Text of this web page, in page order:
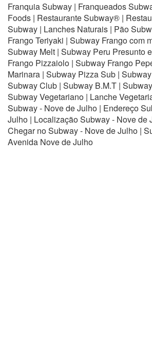
Franquia Subway | Franqueados
Foods | Restaurante Subway® |
Subway | Lanches Naturais | Pão
Frango Teriyaki | Subway Frango com
Subway Melt | Subway Peru Presunto
Frango Pizzaiolo | Subway Frango
Marinara | Subway Pizza Sub |
Subway Club | Subway B.M.T |
Subway Vegetariano | Lanche
Subway - Nove de Julho | Endereço
Julho | Localização Subway - Nove de
Chegar no Subway - Nove de Julho |
Avenida Nove de Julho